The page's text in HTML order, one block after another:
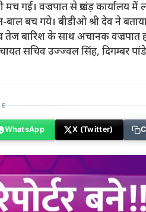
गई। वज्रपात से प्रखंड़ कार्यालय
बाल बच गये। बीडीओ श्री देव ने
तेज बारिश के साथ अचानक वज्रपात
सचिव उज्ज्वल सिंह, दिगम्बर
WhatsApp X (Twitter)